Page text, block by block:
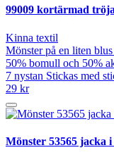
99009 kortärmad
Kinna textil
Mönster på en liten
50% bomull och 50%
7 nystan Stickas med
29 kr
Mönster 53565 jacka